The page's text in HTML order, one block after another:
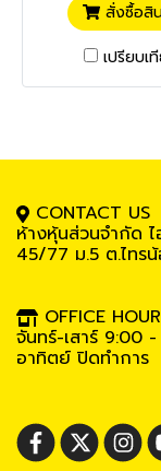
สั่งซื้อสิ
เปรียบเ
CONTACT US
ห้างหุ้นส่วนจำกัด
45/77 ม.5 ต.ไทร
OFFICE
จันทร์-เสาร์ 9:00
อาทิตย์ ปิดทำการ